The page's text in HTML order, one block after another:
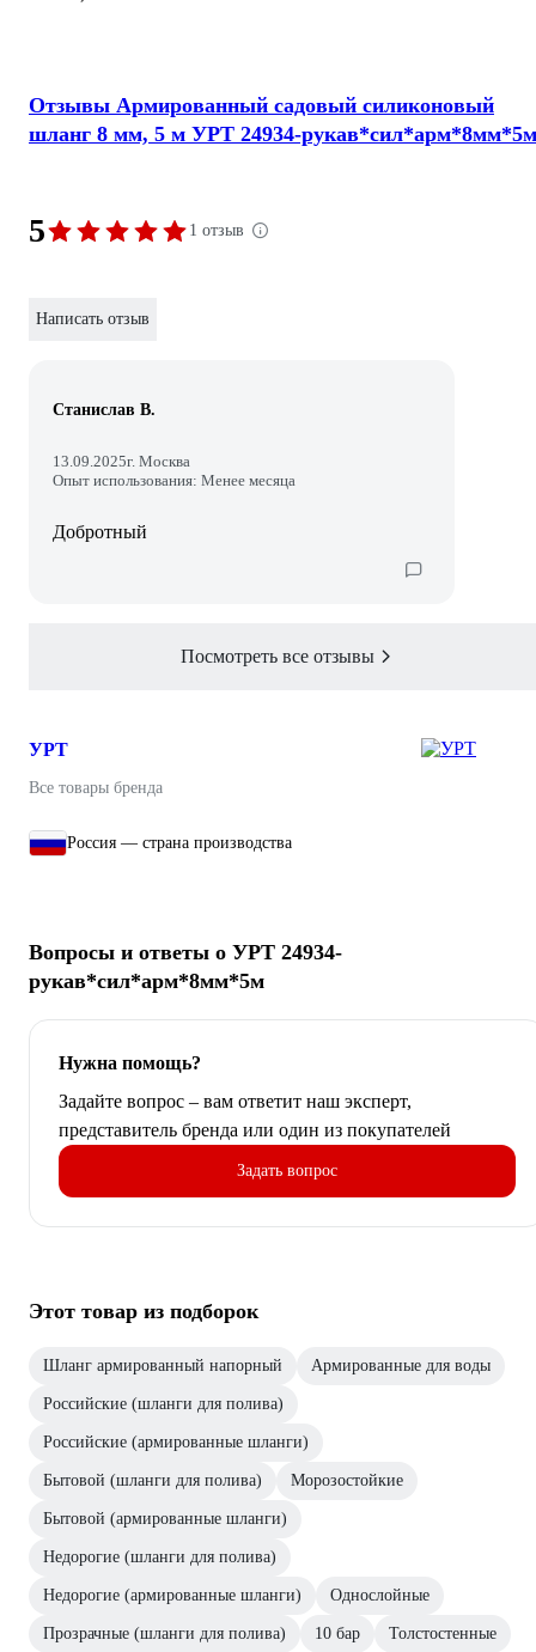
Отзывы Армированный садовый силиконовый
шланг 8 мм, 5 м УРТ 24934-рукав*сил*арм*8мм*5м
5 1 отзыв
Написать отзыв
Станислав В.
13.09.2025г. Москва
Опыт использования: Менее месяца
Добротный
Посмотреть все отзывы
УРТ
Все товары бренда
Россия — страна производства
Вопросы и ответы о УРТ 24934-
рукав*сил*арм*8мм*5м
Нужна помощь?
Задайте вопрос – вам ответит наш эксперт,
представитель бренда или один из покупателей
Задать вопрос
Этот товар из подборок
Шланг армированный напорный Армированные для воды
Российские (шланги для полива)
Российские (армированные шланги)
Бытовой (шланги для полива) Морозостойкие
Бытовой (армированные шланги)
Недорогие (шланги для полива)
Недорогие (армированные шланги) Однослойные
Прозрачные (шланги для полива) 10 бар Толстостенные